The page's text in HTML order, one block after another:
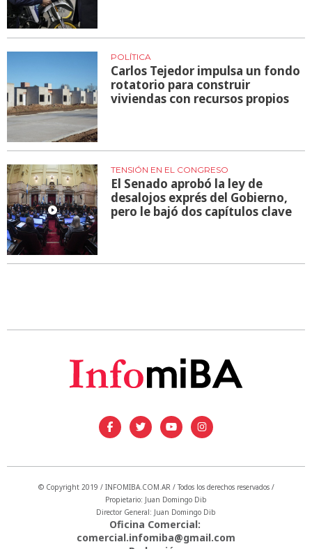
POLÍTICA
Carlos Tejedor impulsa un fondo
rotatorio para construir
viviendas con recursos propios
TENSIÓN EN EL CONGRESO
El Senado aprobó la ley de
desalojos exprés del Gobierno,
pero le bajó dos capítulos clave
© Copyright 2019 / INFOMIBA.COM.AR / Todos los derechos reservados /
Propietario: Juan Domingo Dib
Director General: Juan Domingo Dib
Oficina Comercial:
comercial.infomiba@gmail.com